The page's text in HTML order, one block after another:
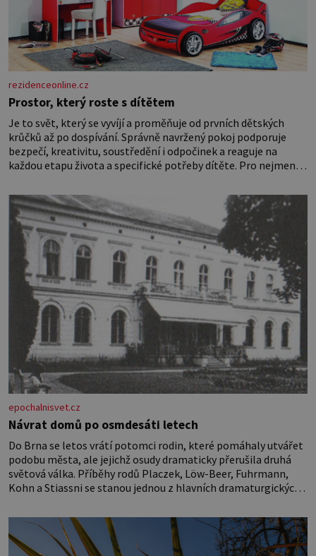
rezidenceonline.cz
Prostor, který roste s dítětem
Je to svět, který se vyvíjí a proměňuje od prvních dětských
krůčků až po dospívání. Správně navržený pokoj podporuje
bezpečí, kreativitu, soustředění i odpočinek a reaguje na
každou etapu života a specifické potřeby dítěte. Pro nejmenší
miminka měl působit především klidně a útulně. Předškolní
věk je
epochalnisvet.cz
Návrat domů po osmdesáti letech
Do Brna se letos vrátí potomci rodin, které pomáhaly utvářet
podobu města, ale jejichž osudy dramaticky přerušila druhá
světová válka. Příběhy rodů Placzek, Löw-Beer, Fuhrmann,
Kohn a Stiassni se stanou jednou z hlavních dramaturgických
návraty nejsou jednoduché. Místa, která si člověk pamatuje z
rodinných vyprávění, už dávno